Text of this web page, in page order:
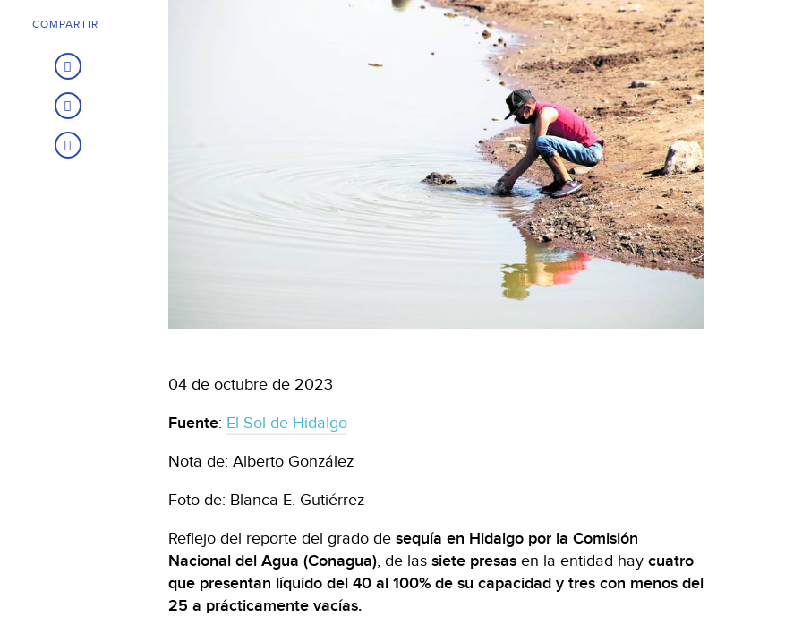
04 de octubre de 2023
Fuente: El Sol de Hidalgo
Nota de: Alberto González
Foto de: Blanca E. Gutiérrez
Reflejo del reporte del grado de sequía en Hidalgo por la Comisión
Nacional del Agua (Conagua), de las siete presas en la entidad hay cuatro
que presentan líquido del 40 al 100% de su capacidad y tres con menos del
25 a prácticamente vacías.
COMPARTIR